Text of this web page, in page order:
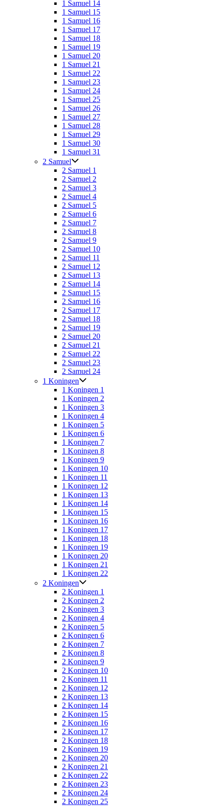
1 Samuel 14
1 Samuel 15
1 Samuel 16
1 Samuel 17
1 Samuel 18
1 Samuel 19
1 Samuel 20
1 Samuel 21
1 Samuel 22
1 Samuel 23
1 Samuel 24
1 Samuel 25
1 Samuel 26
1 Samuel 27
1 Samuel 28
1 Samuel 29
1 Samuel 30
1 Samuel 31
2 Samuel
2 Samuel 1
2 Samuel 2
2 Samuel 3
2 Samuel 4
2 Samuel 5
2 Samuel 6
2 Samuel 7
2 Samuel 8
2 Samuel 9
2 Samuel 10
2 Samuel 11
2 Samuel 12
2 Samuel 13
2 Samuel 14
2 Samuel 15
2 Samuel 16
2 Samuel 17
2 Samuel 18
2 Samuel 19
2 Samuel 20
2 Samuel 21
2 Samuel 22
2 Samuel 23
2 Samuel 24
1 Koningen
1 Koningen 1
1 Koningen 2
1 Koningen 3
1 Koningen 4
1 Koningen 5
1 Koningen 6
1 Koningen 7
1 Koningen 8
1 Koningen 9
1 Koningen 10
1 Koningen 11
1 Koningen 12
1 Koningen 13
1 Koningen 14
1 Koningen 15
1 Koningen 16
1 Koningen 17
1 Koningen 18
1 Koningen 19
1 Koningen 20
1 Koningen 21
1 Koningen 22
2 Koningen
2 Koningen 1
2 Koningen 2
2 Koningen 3
2 Koningen 4
2 Koningen 5
2 Koningen 6
2 Koningen 7
2 Koningen 8
2 Koningen 9
2 Koningen 10
2 Koningen 11
2 Koningen 12
2 Koningen 13
2 Koningen 14
2 Koningen 15
2 Koningen 16
2 Koningen 17
2 Koningen 18
2 Koningen 19
2 Koningen 20
2 Koningen 21
2 Koningen 22
2 Koningen 23
2 Koningen 24
2 Koningen 25